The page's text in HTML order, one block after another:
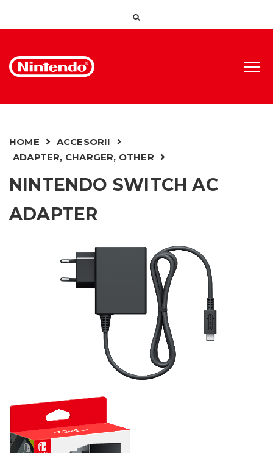
HOME
ACCESORII
ADAPTER, CHARGER, OTHER
NINTENDO SWITCH AC
ADAPTER